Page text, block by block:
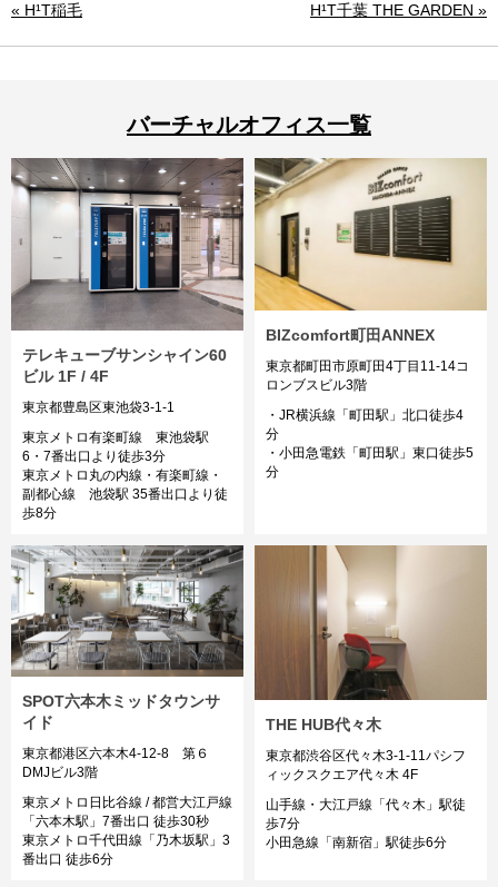
« H¹T稲毛 H¹T千葉 THE GARDEN »
バーチャルオフィス一覧
テレキューブサンシャイン60
ビル 1F / 4F
東京都豊島区東池袋3-1-1
東京メトロ有楽町線 東池袋駅
6・7番出口より徒歩3分
東京メトロ丸の内線・有楽町線・
副都心線 池袋駅 35番出口より徒
歩8分
BIZcomfort町田ANNEX
東京都町田市原町田4丁目11-14コ
ロンブスビル3階
・JR横浜線「町田駅」北口徒歩4
分
・小田急電鉄「町田駅」東口徒歩5
分
SPOT六本木ミッドタウンサ
イド
東京都港区六本木4-12-8 第６
DMJビル3階
東京メトロ日比谷線 / 都営大江戸線
「六本木駅」7番出口 徒歩30秒
東京メトロ千代田線「乃木坂駅」3
番出口 徒歩6分
THE HUB代々木
東京都渋谷区代々木3-1-11パシフ
ィックスクエア代々木 4F
山手線・大江戸線「代々木」駅徒
歩7分
小田急線「南新宿」駅徒歩6分